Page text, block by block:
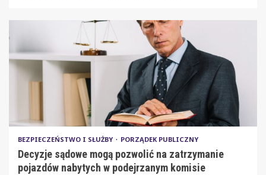
BEZPIECZEŃSTWO I SŁUŻBY PORZĄDEK PUBLICZNY
Decyzje sądowe mogą pozwolić na zatrzymanie
pojazdów nabytych w podejrzanym komisie